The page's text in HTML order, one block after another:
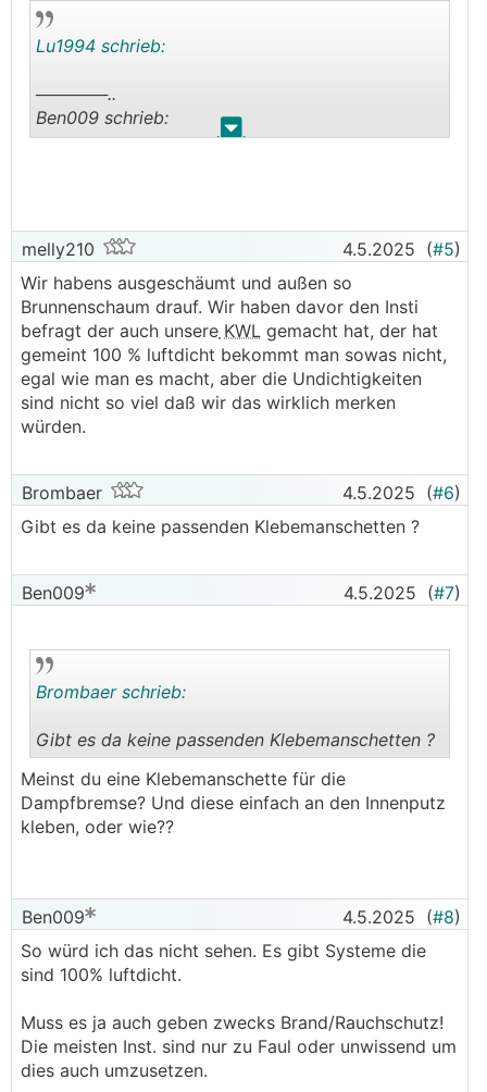
. .
Lu1994 schrieb:
──────..
Ben009 schrieb:
Wieso führst du das Kondensat nicht einfach im
Haus in einen Siphon, dann sparst dir den Ärger,
ansonsten Kondensatleitung in der Muffe mittels
hartem Rohr ausführen und den Schlauch daran
befestigen
───────────────
Leider hab ich keine Möglichkeit bzw. keinen
Siphon in der Nähe der Klimageräte!
Das wäre natürlich das optimum, aber leider...
Wieviel Liter Kondensat fällt eigentlich täglich
───────────────
Klimagerät steht die Maximalleistung
normalerweise dabei
zuerst probieren die zu optimieren, ein paar
Wege gibt's ja und sieht definitiv besser aus
melly210 4.5.2025 (#5)
Wir habens ausgeschäumt und außen so
Brunnenschaum drauf. Wir haben davor den Insti
befragt der auch unsere KWL gemacht hat, der hat
gemeint 100 % luftdicht bekommt man sowas nicht,
egal wie man es macht, aber die Undichtigkeiten
sind nicht so viel daß wir das wirklich merken
würden.
Brombaer 4.5.2025 (#6)
Gibt es da keine passenden Klebemanschetten ?
Ben009 4.5.2025 (#7)
..
Brombaer schrieb:
Gibt es da keine passenden Klebemanschetten ?
Meinst du eine Klebemanschette für die
Dampfbremse? Und diese einfach an den Innenputz
kleben, oder wie??
Ben009 4.5.2025 (#8)
So würd ich das nicht sehen. Es gibt Systeme die
sind 100% luftdicht.
Muss es ja auch geben zwecks Brand/Rauchschutz!
Die meisten Inst. sind nur zu Faul oder unwissend um
dies auch umzusetzen.